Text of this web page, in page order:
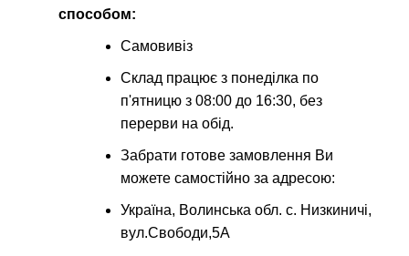
способом:
Самовивіз
Склад працює з понеділка по
п'ятницю з 08:00 до 16:30, без
перерви на обід.
Забрати готове замовлення Ви
можете самостійно за адресою:
Україна, Волинська обл. с. Низкиничі,
вул.Свободи,5А